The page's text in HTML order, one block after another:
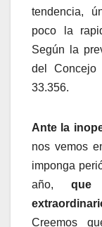
tendencia,
poco la
Según la
del
33.356.
Ante la
nos vemos
imponga
año, que
Creemos